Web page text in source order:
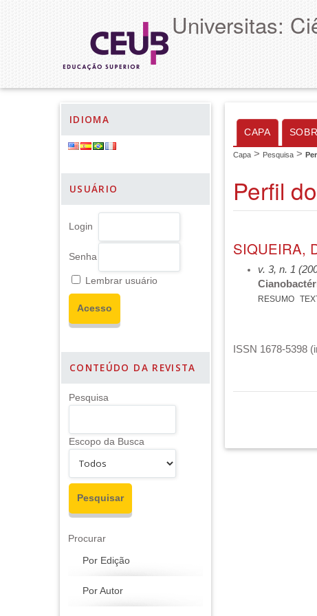
Universitas:
IDIOMA
USUÁRIO
Login
Senha
Lembrar usuário
CONTEÚDO DA REVISTA
Pesquisa
Escopo da Busca
Procurar
Por Edição
Por Autor
CAPA
Capa > Pesquisa >
Perfil
SIQUEIRA,
v. 3, n. 1
RESUMO
ISSN 1678-5398